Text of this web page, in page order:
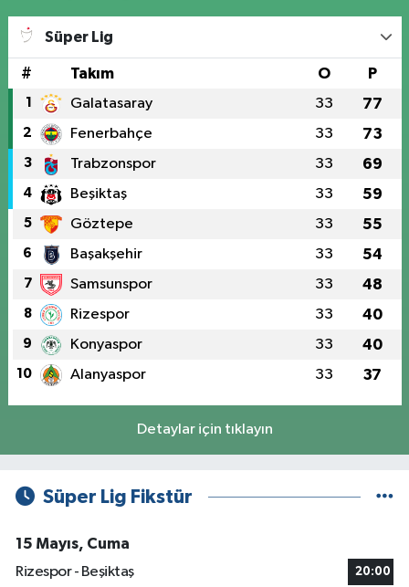
Süper Lig
# Takım O P
1 Galatasaray 33 77
2 Fenerbahçe 33 73
3 Trabzonspor 33 69
4 Beşiktaş 33 59
5 Göztepe 33 55
6 Başakşehir 33 54
7 Samsunspor 33 48
8 Rizespor 33 40
9 Konyaspor 33 40
10 Alanyaspor 33 37
Detaylar için tıklayın
Süper Lig Fikstür
15 Mayıs, Cuma
Rizespor - Beşiktaş
20:00